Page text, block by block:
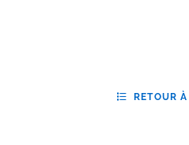
RETOUR